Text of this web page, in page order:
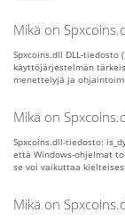
Mikä on
Spxcoins.dll DLL-
käyttöjärjestelmän
menettelyjä ja
Mikä on
Spxcoins.dll-tiedosto:
että Windows-ohjelmat
se voi vaikuttaa
Mikä on